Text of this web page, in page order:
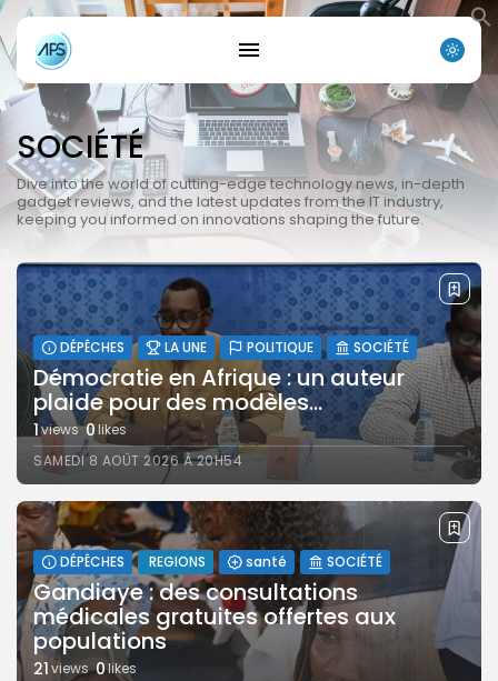
Search
for:
Search
Button
SOCIÉTÉ
Dive into the world of cutting-edge technology news, in-depth
gadget reviews, and the latest updates from the IT industry,
keeping you informed on innovations shaping the future.
DÉPÊCHES LA UNE POLITIQUE SOCIÉTÉ
Démocratie en Afrique : un auteur
plaide pour des modèles...
1views 0 likes
SAMEDI 8 AOÛT 2026 À 20H54
DÉPÊCHES REGIONS santé SOCIÉTÉ
Gandiaye : des consultations
médicales gratuites offertes aux
populations
21views 0likes